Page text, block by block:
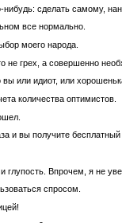
сделать самому,
все нормально.
моего народа.
не грех, а совершенно
или идиот, или
количества оптимистов.
и вы получите бесплатный
глупость. Впрочем, я не
спросом.